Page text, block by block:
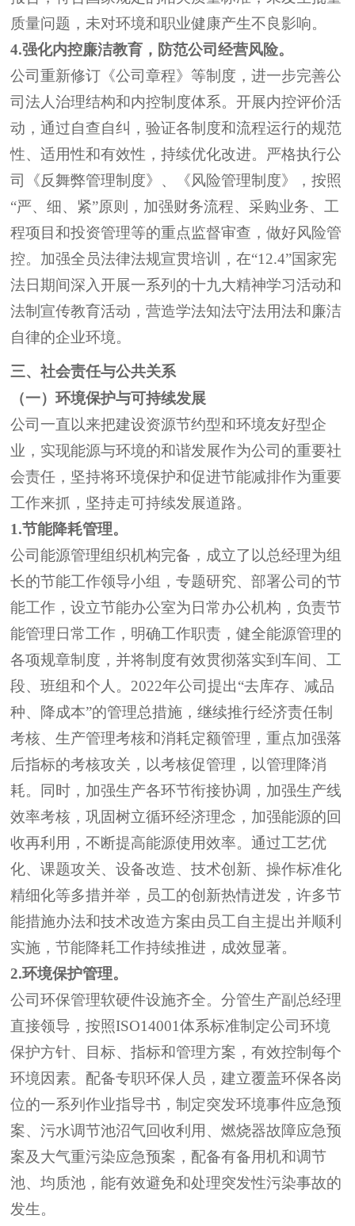
质量问题，未对环境和职业健康产生不良影响。
4.强化内控廉洁教育， 防范公司经营风险。
公司重新修订《公司章程》等制度 ，进一步完善公
司法人治理结构和内控制度体系。开展内控评价活
动，通过自查自纠，验证各制度和流程运行的规范
性、适用性和有效性，持续优化改进。严格执行公
司《反舞弊管理制度》、《风险管理制度》，按照
“严、细、紧”原则，加强财务流程、采购业务、 工
程项目和投资管理等的重点监督审查，做好风险管
控。加强全员法律法规宣贯培训，在“12.4”国家宪
法日期间深入开展一系列的十九大精神学习活动和
法制宣传教育活动，营造学法知法守法用法和廉洁
自律的企业环境。
三、社会责任与公共关系
（一）环境保护与可持续发展
公司 一直以来把建设资源节约型和环境友好型企
业，实现能源与环境的和谐发展作为公司的重要社
会责任， 坚持将环境保护和促进节能减排作为重要
工作来抓，坚持走可持续发展道路。
1.节能降耗管理。
公司能源管理组织机构完备， 成立了以总经理为组
长的节能工作领导小组，专题研究、部署公司的节
能工作 ，设立节能办公室为日常办公机构，负责节
能管理日常工作，明确工作职责 ，健全能源管理的
各项规章制度，并将制度有效贯彻落实到车间、工
段、班组和个人。2022年公司提出“去库存、减品
种、降成本”的管理总措施，继续推行经济责任制
考核、生产管理考核和消耗定额管理，重点加强落
后指标的考核攻关，以考核促管理，以管理降消
耗。同时，加强生产各环节衔接协调，加强生产线
效率考核，巩固树立循环经济理念 ，加强能源的回
收再利用，不断提高能源使用效率。通过工艺优
化、课题攻关、设备改造、技术创新、操作标准化
精细化等多措并举，员工的创新热情迸发，许多节
能措施办法和技术改造方案由员工自主提出并顺利
实施，节能降耗工作持续推进，成效显著。
2.环境保护管理。
公司环保管理软硬件设施齐全。分管生产副总经理
直接领导，按照ISO14001体系标准制定公司环境
保护方针、目标、指标和管理方案，有效控制每个
环境因素。 配备专职环保人员，建立覆盖环保各岗
位的一系列作业指导书，制定突发环境事件应急预
案、污水调节池沼气回收利用、燃烧器故障应急预
案及大气重污染应急预案，配备有备用机和调节
池、均质池，能有效避免和处理突发性污染事故的
发生。